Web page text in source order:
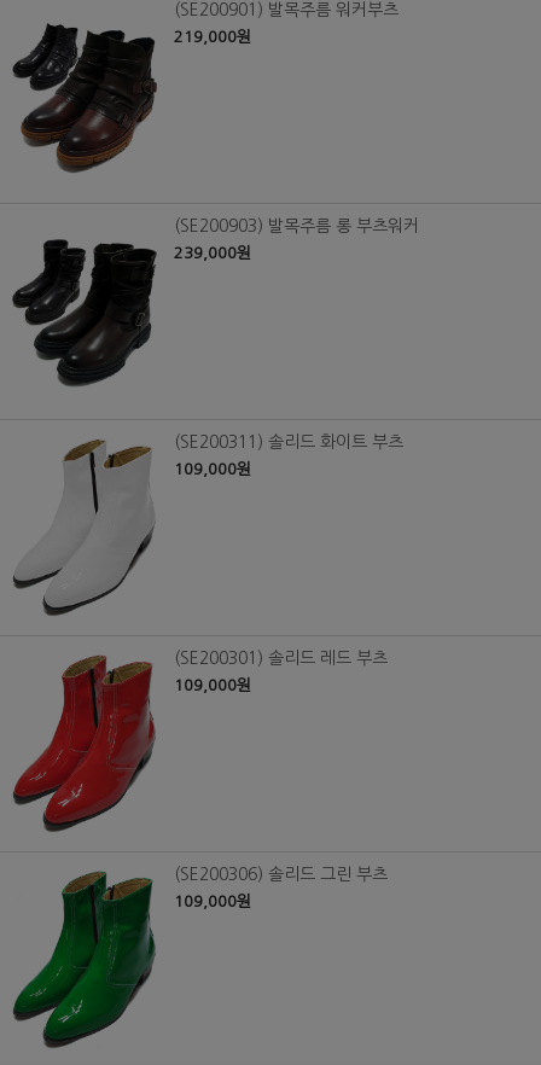
(SE200901) 발목주름 워커부츠
219,000원
(SE200903) 발목주름 롱 부츠워커
239,000원
(SE200311) 솔리드 화이트 부츠
109,000원
(SE200301) 솔리드 레드 부츠
109,000원
(SE200306) 솔리드 그린 부츠
109,000원